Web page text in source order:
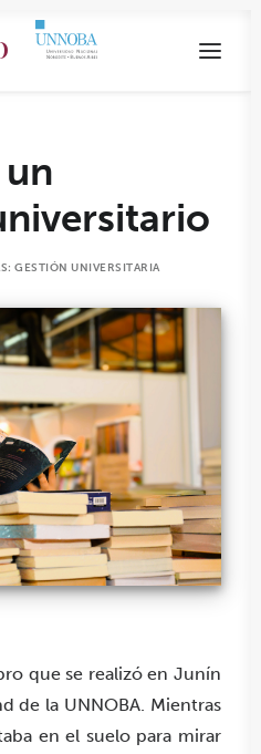
GESTIÓN UNIVERSITARIA
que se realizó en Junín
de la UNNOBA. Mientras
en el suelo para mirar